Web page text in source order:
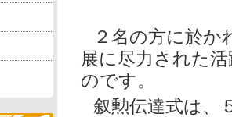
２名の方に於
展に尽力された
のです。
叙勲伝達式は、